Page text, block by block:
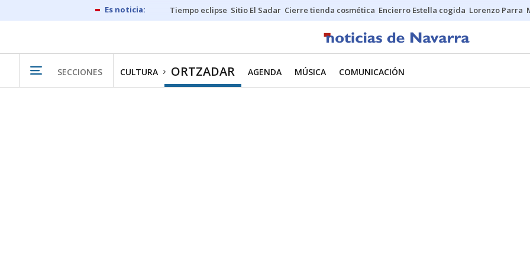
Tiempo eclipse Sitio El Sadar Cierre tienda cosmética Encierro Estella cogida Lorenzo Parra
SECCIONES CULTURA ORTZADAR AGENDA MÚSICA COMUNICACIÓN